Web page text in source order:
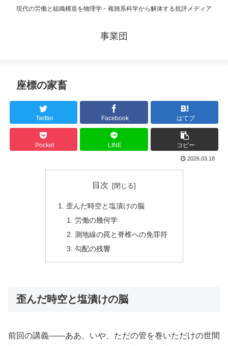
現代の労働と組織構造を物理学・複雑系科学から解体する批評メディア
事業団
座標の家畜
Twitter Facebook はてブ
Pocket LINE コピー
2026.03.18
目次
歪んだ時空と塩漬けの脳
労働の幾何学
測地線の罠と脊椎への免罪符
勾配の残響
歪んだ時空と塩漬けの脳
前回の講義――ああ、いや、ただの管を巻いただけの世間